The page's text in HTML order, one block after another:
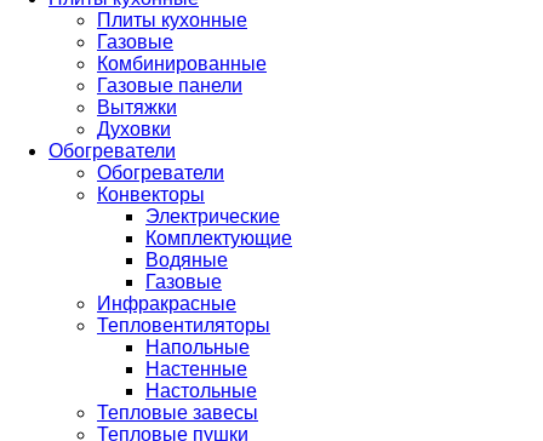
Плиты кухонные
Газовые
Комбинированные
Газовые панели
Вытяжки
Духовки
Обогреватели
Обогреватели
Конвекторы
Электрические
Комплектующие
Водяные
Газовые
Инфракрасные
Тепловентиляторы
Напольные
Настенные
Настольные
Тепловые завесы
Тепловые пушки